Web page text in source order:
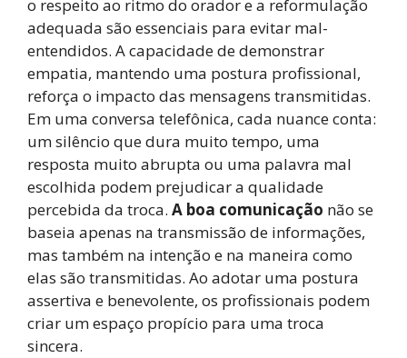
o respeito ao ritmo do orador e a reformulação
adequada são essenciais para evitar mal-
entendidos. A capacidade de demonstrar
empatia, mantendo uma postura profissional,
reforça o impacto das mensagens transmitidas.
Em uma conversa telefônica, cada nuance conta:
um silêncio que dura muito tempo, uma
resposta muito abrupta ou uma palavra mal
escolhida podem prejudicar a qualidade
percebida da troca. A boa comunicação não se
baseia apenas na transmissão de informações,
mas também na intenção e na maneira como
elas são transmitidas. Ao adotar uma postura
assertiva e benevolente, os profissionais podem
criar um espaço propício para uma troca
sincera.